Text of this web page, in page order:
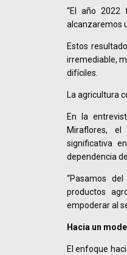
“El año 2022
alcanzaremos
Estos
irremediable,
difíciles.
La agricultura
En la
Miraflores,
significativa
dependencia
“Pasamos
productos
empoderar al
Hacia un
El enfoque